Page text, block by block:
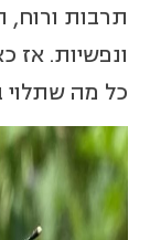
תרבות ורוח,
ונפשיות. אז
כל מה שתלוי